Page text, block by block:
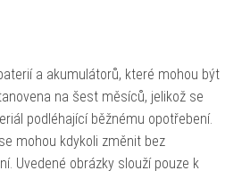
a akumulátorů, které mohou být
na šest měsíců, jelikož se
podléhající běžnému opotřebení.
mohou kdykoli změnit bez
Uvedené obrázky slouží pouze k